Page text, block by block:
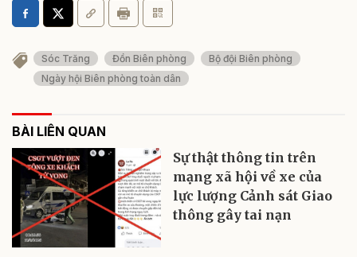
Sóc Trăng Đồn Biên phòng
Bộ đội Biên phòng
Ngày hội Biên phòng toàn dân
BÀI LIÊN QUAN
Sự thật thông tin trên
mạng xã hội về xe của
lực lượng Cảnh sát Giao
thông gây tai nạn